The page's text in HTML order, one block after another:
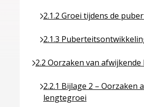
2.1.2 Groei tijdens de
Ga naar pagina over 2.1.2
2.1.3
Ga naar pagina over 2.1.3
2.2 Oorzaken van
Ga naar pagina over 2.2
2.2.1 Bijlage 2 – Oorzaken
lengtegroei
Ga naar pagina over 2.2.1